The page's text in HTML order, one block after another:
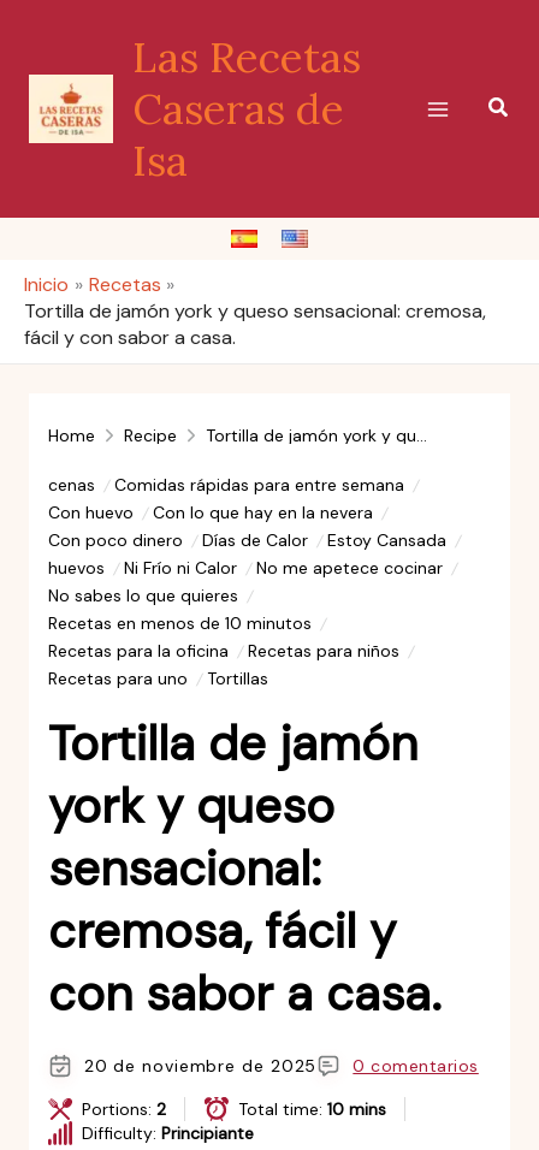
contenido
Las Recetas
Caseras de
Isa
Inicio
Recetas
Tortilla de jamón york y queso sensacional: cremosa,
fácil y con sabor a casa.
Home Recipe Tortilla de jamón york y queso sensacional: cremosa, fácil y con sabor a casa.
cenas
Comidas rápidas para entre semana
Con huevo
Con lo que hay en la nevera
Con poco dinero
Días de Calor
Estoy Cansada
huevos
Ni Frío ni Calor
No me apetece cocinar
No sabes lo que quieres
Recetas en menos de 10 minutos
Recetas para la oficina
Recetas para niños
Recetas para uno
Tortillas
Tortilla de jamón
york y queso
sensacional:
cremosa, fácil y
con sabor a casa.
20 de noviembre de 2025
0 comentarios
Portions: 2 Total time: 10 mins
Difficulty: Principiante